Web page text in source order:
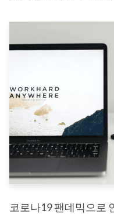
코로나19 팬데믹으로